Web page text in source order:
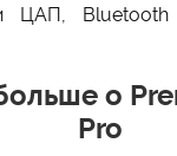
ЦАП,
о
Pro